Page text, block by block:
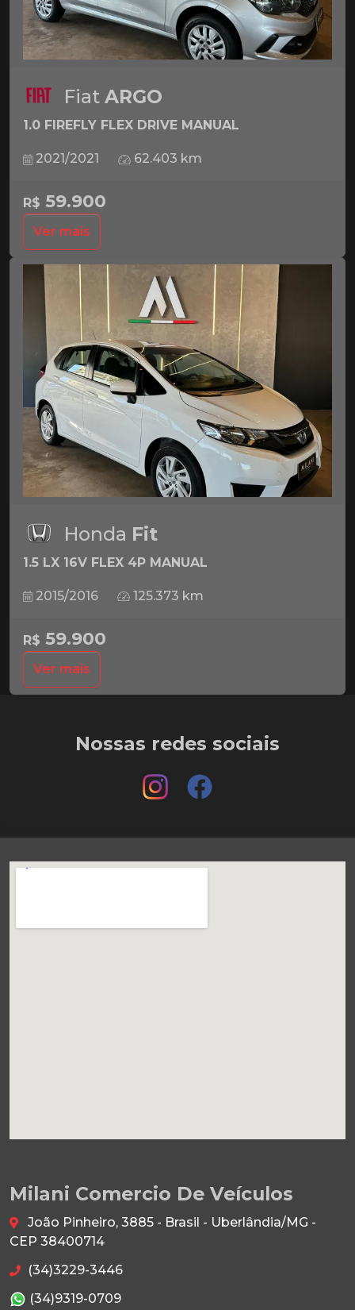
Fiat ARGO
1.0 FIREFLY FLEX DRIVE MANUAL
2021/2021 62.403 km
R$ 59.900
Ver mais
Honda Fit
1.5 LX 16V FLEX 4P MANUAL
2015/2016 125.373 km
R$ 59.900
Ver mais
Nossas redes sociais
Milani Comercio De Veículos
João Pinheiro, 3885 - Brasil - Uberlândia/MG -
CEP 38400714
(34)3229-3446
(34)9319-0709